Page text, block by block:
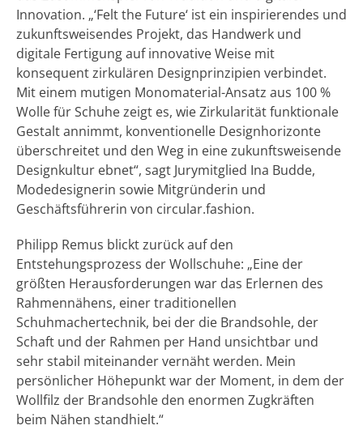
Innovation. „‘Felt the Future‘ ist ein inspirierendes und
zukunftsweisendes Projekt, das Handwerk und
digitale Fertigung auf innovative Weise mit
konsequent zirkulären Designprinzipien verbindet.
Mit einem mutigen Monomaterial-Ansatz aus 100 %
Wolle für Schuhe zeigt es, wie Zirkularität funktionale
Gestalt annimmt, konventionelle Designhorizonte
überschreitet und den Weg in eine zukunftsweisende
Designkultur ebnet“, sagt Jurymitglied Ina Budde,
Modedesignerin sowie Mitgründerin und
Geschäftsführerin von circular.fashion.
Philipp Remus blickt zurück auf den
Entstehungsprozess der Wollschuhe: „Eine der
größten Herausforderungen war das Erlernen des
Rahmennähens, einer traditionellen
Schuhmachertechnik, bei der die Brandsohle, der
Schaft und der Rahmen per Hand unsichtbar und
sehr stabil miteinander vernäht werden. Mein
persönlicher Höhepunkt war der Moment, in dem der
Wollfilz der Brandsohle den enormen Zugkräften
beim Nähen standhielt.“